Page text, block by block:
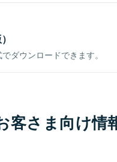
ダウンロードできます。
客さま向け情